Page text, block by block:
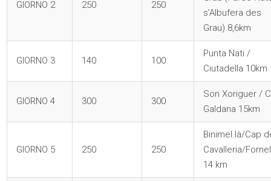
GIORNO 2 250 250
s’Albufera des
Grau) 8,6km
GIORNO 3 140 100
Punta Nati /
Ciutadella 10km
GIORNO 4 300 300
Son Xoriguer /
Galdana 15km
GIORNO 5 250 250
Binimel.là/Cap
Cavalleria/
14 km